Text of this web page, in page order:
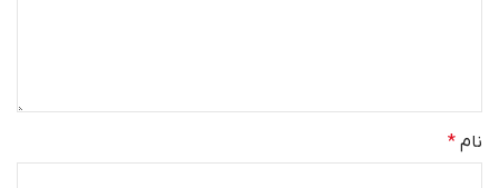
نام *